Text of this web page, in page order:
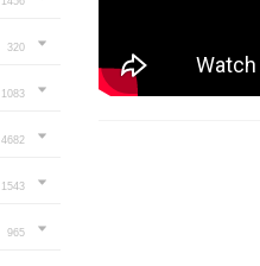
320
1083
4682
1543
965